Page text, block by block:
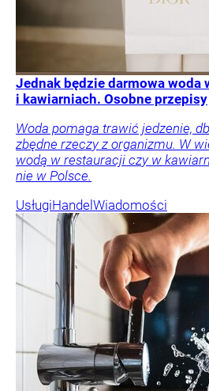
Jednak będzie darmowa woda
i kawiarniach. Osobne przepisy
Woda pomaga trawić jedzenie,
zbędne rzeczy z organizmu. W
wodą w restauracji czy w
nie w Polsce.
UsługiHandelWiadomości